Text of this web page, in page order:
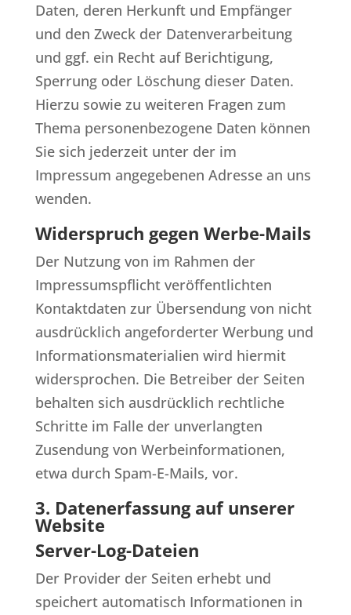
Daten, deren Herkunft und Empfänger
und den Zweck der Datenverarbeitung
und ggf. ein Recht auf Berichtigung,
Sperrung oder Löschung dieser Daten.
Hierzu sowie zu weiteren Fragen zum
Thema personenbezogene Daten können
Sie sich jederzeit unter der im
Impressum angegebenen Adresse an uns
wenden.
Widerspruch gegen Werbe-Mails
Der Nutzung von im Rahmen der
Impressumspflicht veröffentlichten
Kontaktdaten zur Übersendung von nicht
ausdrücklich angeforderter Werbung und
Informationsmaterialien wird hiermit
widersprochen. Die Betreiber der Seiten
behalten sich ausdrücklich rechtliche
Schritte im Falle der unverlangten
Zusendung von Werbeinformationen,
etwa durch Spam-E-Mails, vor.
3. Datenerfassung auf unserer
Website
Server-Log-Dateien
Der Provider der Seiten erhebt und
speichert automatisch Informationen in